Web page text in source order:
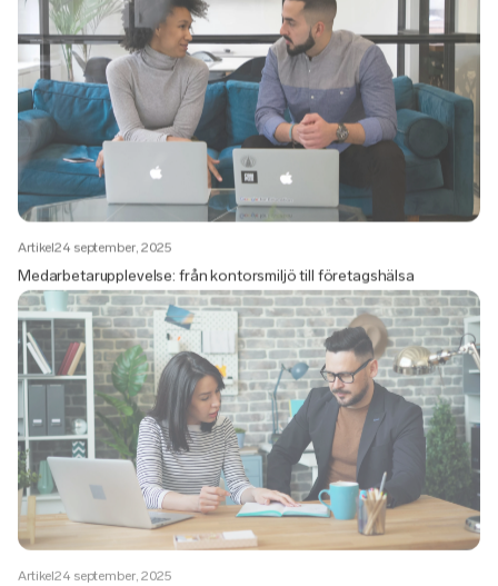
Artikel24 september, 2025
Medarbetarupplevelse: från kontorsmiljö till företagshälsa
Artikel24 september, 2025